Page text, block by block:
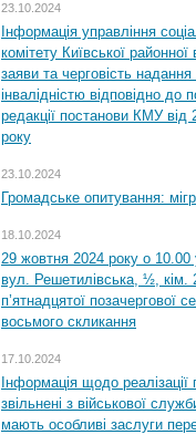
23.10.2024
Інформація управління
комітету Київської
заяви та черговість надання
інвалідністю відповідно
редакції постанови КМУ
року
23.10.2024
Громадське опитування:
18.10.2024
29 жовтня 2024 року о 10.00
вул. Решетилівська, ½, кім.
п’ятнадцятої позачергової
восьмого скликання
17.10.2024
Інформація щодо
звільнені з військової
мають особливі заслуги